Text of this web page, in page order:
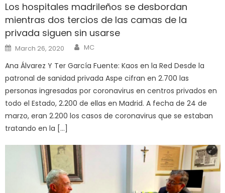
Los hospitales madrileños se desbordan
mientras dos tercios de las camas de la
privada siguen sin usarse
Posted
on
March 26, 2020 Author
MC
Ana Álvarez Y Ter García Fuente: Kaos en la Red Desde la
patronal de sanidad privada Aspe cifran en 2.700 las
personas ingresadas por coronavirus en centros privados en
todo el Estado, 2.200 de ellas en Madrid. A fecha de 24 de
marzo, eran 2.200 los casos de coronavirus que se estaban
tratando en la […]